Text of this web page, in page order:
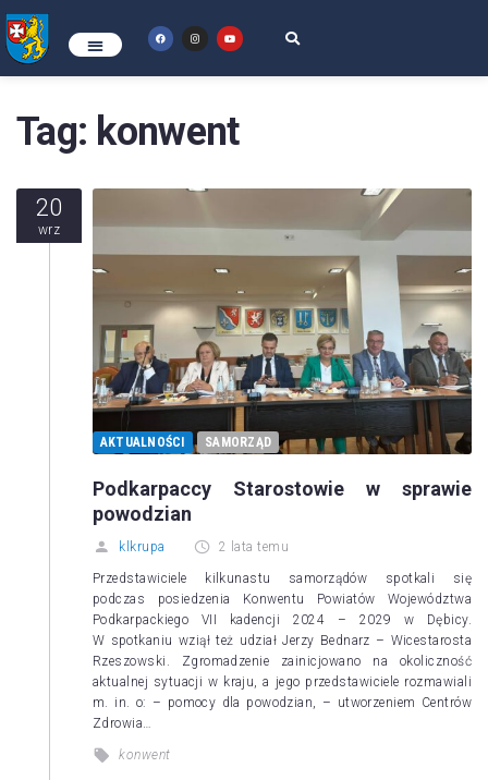
Tag: konwent
20
wrz
AKTUALNOŚCI SAMORZĄD
Podkarpaccy Starostowie w sprawie
powodzian
klkrupa 2 lata temu
Przedstawiciele kilkunastu samorządów spotkali się
podczas posiedzenia Konwentu Powiatów Województwa
Podkarpackiego VII kadencji 2024 – 2029 w Dębicy.
W spotkaniu wziął też udział Jerzy Bednarz – Wicestarosta
Rzeszowski. Zgromadzenie zainicjowano na okoliczność
aktualnej sytuacji w kraju, a jego przedstawiciele rozmawiali
m. in. o: – pomocy dla powodzian, – utworzeniem Centrów
Zdrowia…
konwent